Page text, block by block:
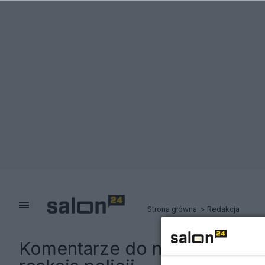
Strona główna Redakcja
Komentarze do notki: